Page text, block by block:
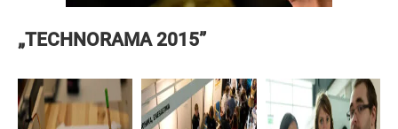
„TECHNORAMA 2015”